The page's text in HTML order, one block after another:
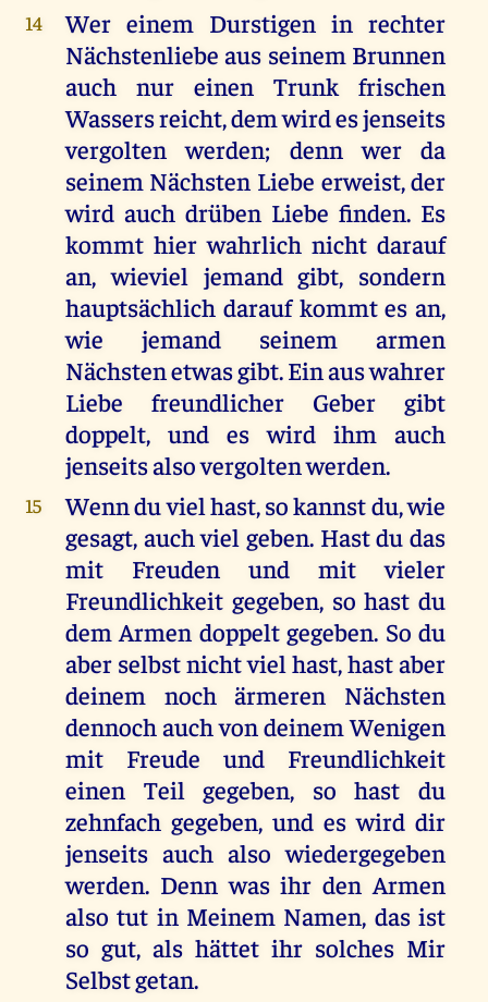
14
Wer einem Durstigen in rechter
Nächstenliebe aus seinem Brunnen
auch nur einen Trunk frischen
Wassers reicht, dem wird es jenseits
vergolten werden; denn wer da
seinem Nächsten Liebe erweist, der
wird auch drüben Liebe finden. Es
kommt hier wahrlich nicht darauf
an, wieviel jemand gibt, sondern
hauptsächlich darauf kommt es an,
wie jemand seinem armen
Nächsten etwas gibt. Ein aus wahrer
Liebe freundlicher Geber gibt
doppelt, und es wird ihm auch
jenseits also vergolten werden.
15
Wenn du viel hast, so kannst du, wie
gesagt, auch viel geben. Hast du das
mit Freuden und mit vieler
Freundlichkeit gegeben, so hast du
dem Armen doppelt gegeben. So du
aber selbst nicht viel hast, hast aber
deinem noch ärmeren Nächsten
dennoch auch von deinem Wenigen
mit Freude und Freundlichkeit
einen Teil gegeben, so hast du
zehnfach gegeben, und es wird dir
jenseits auch also wiedergegeben
werden. Denn was ihr den Armen
also tut in Meinem Namen, das ist
so gut, als hättet ihr solches Mir
Selbst getan.